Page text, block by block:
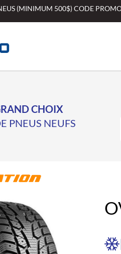
(MINIMUM 500$) CODE
CHOIX
PNEUS NEUFS